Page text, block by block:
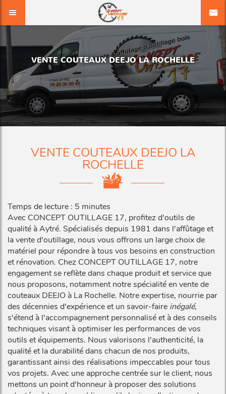
VENTE COUTEAUX DEEJO LA ROCHELLE
VENTE COUTEAUX DEEJO LA
ROCHELLE
Temps de lecture : 5 minutes
Avec CONCEPT OUTILLAGE 17, profitez d'outils de
qualité à Aytré. Spécialisés depuis 1981 dans l'affûtage et
la vente d'outillage, nous vous offrons un large choix de
matériel pour répondre à tous vos besoins en construction
et rénovation. Chez CONCEPT OUTILLAGE 17, notre
engagement se reflète dans chaque produit et service que
nous proposons, notamment notre spécialité en vente de
couteaux DEEJO à La Rochelle. Notre expertise, nourrie par
des décennies d'expérience et un savoir-faire inégalé,
s'étend à l'accompagnement personnalisé et à des conseils
techniques visant à optimiser les performances de vos
outils et équipements. Nous valorisons l'authenticité, la
qualité et la durabilité dans chacun de nos produits,
garantissant ainsi des réalisations impeccables pour tous
vos projets. Avec une approche centrée sur le client, nous
mettons un point d'honneur à proposer des solutions